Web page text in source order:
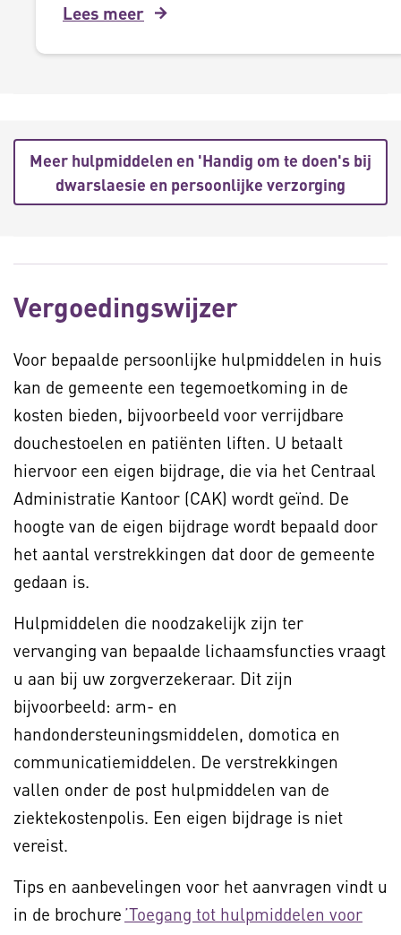
Lees meer
Meer hulpmiddelen en 'Handig om te doen's bij
dwarslaesie en persoonlijke verzorging
Vergoedingswijzer
Voor bepaalde persoonlijke hulpmiddelen in huis
kan de gemeente een tegemoetkoming in de
kosten bieden, bijvoorbeeld voor verrijdbare
douchestoelen en patiënten liften. U betaalt
hiervoor een eigen bijdrage, die via het Centraal
Administratie Kantoor (CAK) wordt geïnd. De
hoogte van de eigen bijdrage wordt bepaald door
het aantal verstrekkingen dat door de gemeente
gedaan is.
Hulpmiddelen die noodzakelijk zijn ter
vervanging van bepaalde lichaamsfuncties vraagt
u aan bij uw zorgverzekeraar. Dit zijn
bijvoorbeeld: arm- en
handondersteuningsmiddelen, domotica en
communicatiemiddelen. De verstrekkingen
vallen onder de post hulpmiddelen van de
ziektekostenpolis. Een eigen bijdrage is niet
vereist.
Tips en aanbevelingen voor het aanvragen vindt u
in de brochure ’Toegang tot hulpmiddelen voor